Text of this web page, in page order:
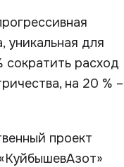
уникальная для
сократить расход
на 20 % –
проект